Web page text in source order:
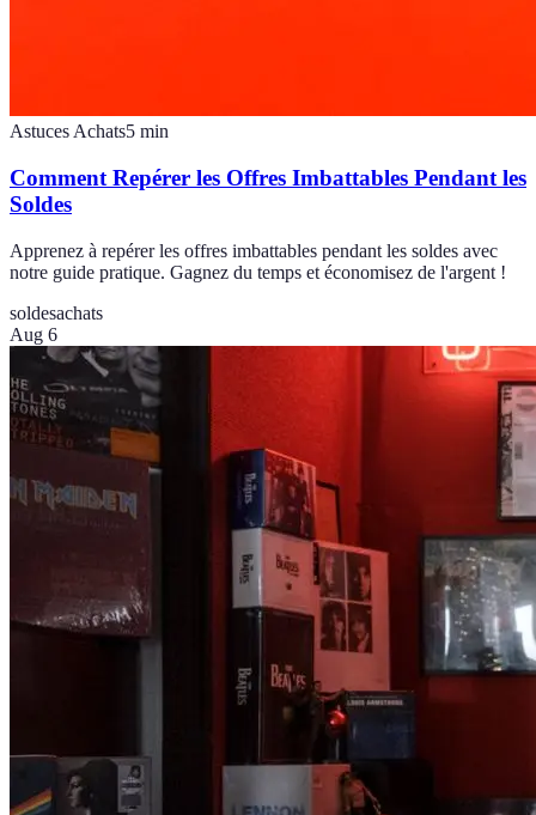
Astuces Achats5 min
Comment Repérer les Offres Imbattables Pendant les
Soldes
Apprenez à repérer les offres imbattables pendant les soldes avec
notre guide pratique. Gagnez du temps et économisez de l'argent !
soldesachats
Aug 6